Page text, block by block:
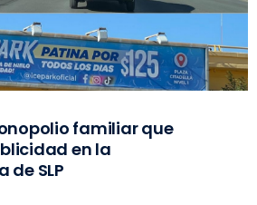
familiar que
en la
SLP